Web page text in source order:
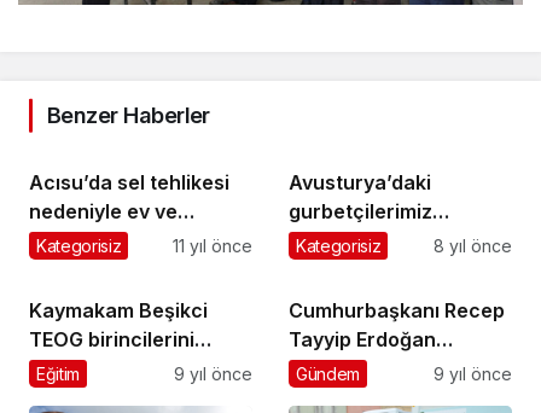
Benzer Haberler
Acısu’da sel tehlikesi
nedeniyle ev ve
işyerleri boşaltıldı
Kategorisiz 11 yıl önce
Avusturya’daki
gurbetçilerimiz
öğrencilere
Kategorisiz 8 yıl önce
Kaymakam Beşikci
TEOG birincilerini
altınla ödüllendirdi
Eğitim 9 yıl önce
Cumhurbaşkanı Recep
Tayyip Erdoğan
Trabzon’da önemli
Gündem 9 yıl önce